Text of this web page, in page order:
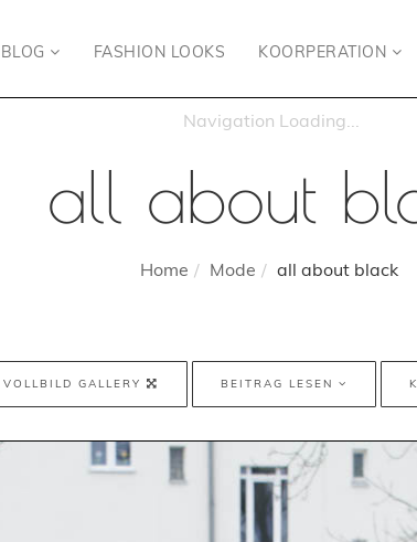
BLOG FASHION LOOKS KOORPERATION
all about
Home Mode all about black
VOLLBILD GALLERY BEITRAG LESEN